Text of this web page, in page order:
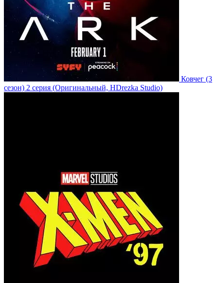
Ковчег (3
сезон) 2 серия (Оригинальный, HDrezka Studio)